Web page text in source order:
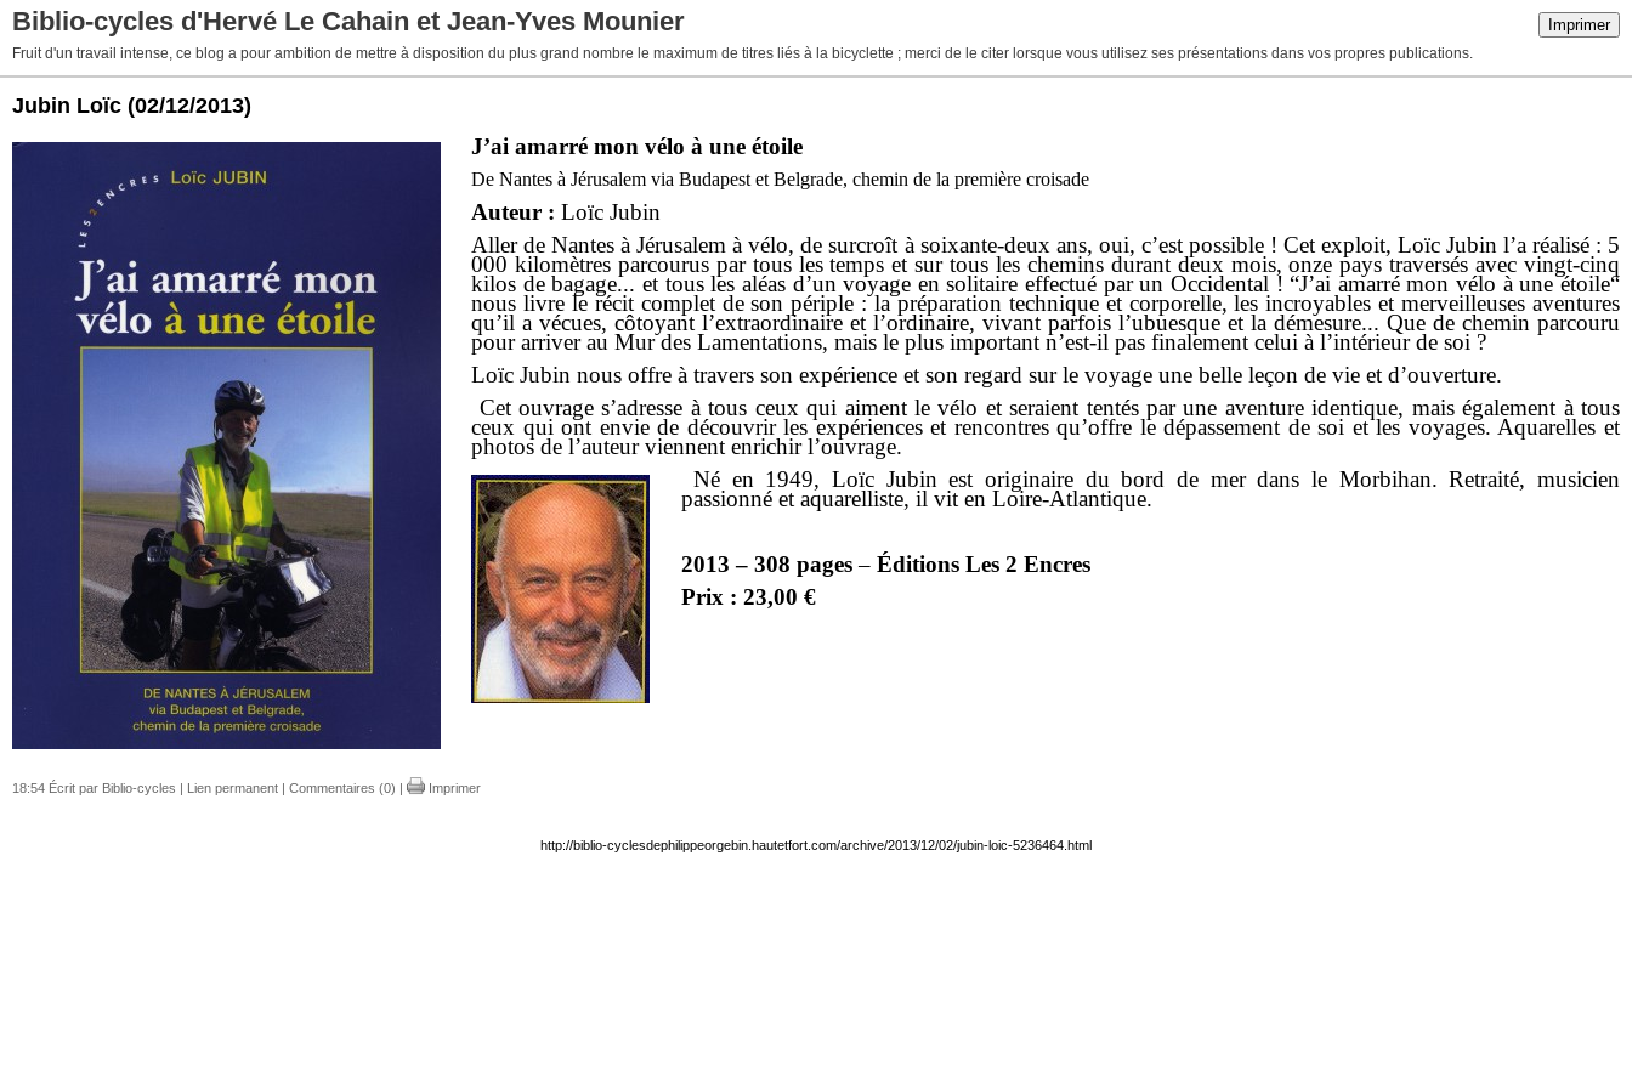
Imprimer
Biblio-cycles d'Hervé Le Cahain et Jean-Yves Mounier
Fruit d'un travail intense, ce blog a pour ambition de mettre à disposition du plus grand nombre le maximum de titres liés à la bicyclette ; merci de le citer lorsque vous utilisez ses présentations dans vos propres publications.
Jubin Loïc (02/12/2013)
J’ai amarré mon vélo à une étoile
De Nantes à Jérusalem via Budapest et Belgrade, chemin de la première croisade
Auteur :Loïc Jubin
Aller de Nantes à Jérusalem à vélo, de surcroît à soixante-deux ans, oui, c’est possible ! Cet exploit, Loïc Jubin l’a réalisé : 5
000 kilomètres parcourus par tous les temps et sur tous les chemins durant deux mois, onze pays traversés avec vingt-cinq
kilos de bagage... et tous les aléas d’un voyage en solitaire effectué par un Occidental ! “J’ai amarré mon vélo à une étoile“
nous livre le récit complet de son périple : la préparation technique et corporelle, les incroyables et merveilleuses aventures
qu’il a vécues, côtoyant l’extraordinaire et l’ordinaire, vivant parfois l’ubuesque et la démesure... Que de chemin parcouru
pour arriver au Mur des Lamentations, mais le plus important n’est-il pas finalement celui à l’intérieur de soi ?
Loïc Jubin nous offre à travers son expérience et son regard sur le voyage une belle leçon de vie et d’ouverture.
Cet ouvrage s’adresse à tous ceux qui aiment le vélo et seraient tentés par une aventure identique, mais également à tous
ceux qui ont envie de découvrir les expériences et rencontres qu’offre le dépassement de soi et les voyages. Aquarelles et
photos de l’auteur viennent enrichir l’ouvrage.
Né en 1949, Loïc Jubin est originaire du bord de mer dans le Morbihan. Retraité, musicien
passionné et aquarelliste, il vit en Loire-Atlantique.
2013 –308 pages–Éditions Les 2 Encres
Prix : 23,00 €
18:54 Écrit par Biblio-cycles | Lien permanent | Commentaires (0) | Imprimer
http://biblio-cyclesdephilippeorgebin.hautetfort.com/archive/2013/12/02/jubin-loic-5236464.html